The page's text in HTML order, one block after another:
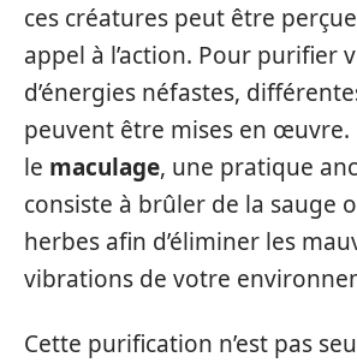
ces créatures peut être
appel à l’action. Pour purifier
d’énergies néfastes,
peuvent être mises en œuvre.
le maculage, une pratique
consiste à brûler de la sauge
herbes afin d’éliminer les
vibrations de votre
Cette purification n’est pas